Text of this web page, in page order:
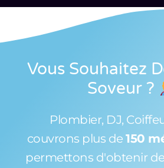
Vous Souhaitez
Soveur ?
Plombier, DJ,
couvrons plus de 150
permettons d'obtenir